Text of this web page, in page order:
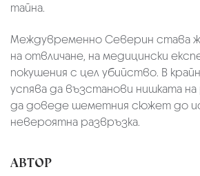
тайна.
Междувременно Северин става
на отвличане, на медицински
покушения с цел убийство. В
успява да възстанови нишката
да доведе шеметния сюжет до
невероятна развръзка.
АВТОР